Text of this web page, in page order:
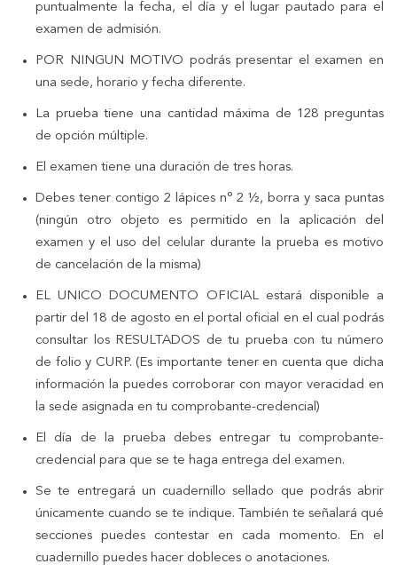
puntualmente la fecha, el día y el lugar pautado para el
examen de admisión.
POR NINGUN MOTIVO podrás presentar el examen en
una sede, horario y fecha diferente.
La prueba tiene una cantidad máxima de 128 preguntas
de opción múltiple.
El examen tiene una duración de tres horas.
Debes tener contigo 2 lápices n° 2 ½, borra y saca puntas
(ningún otro objeto es permitido en la aplicación del
examen y el uso del celular durante la prueba es motivo
de cancelación de la misma)
EL UNICO DOCUMENTO OFICIAL estará disponible a
partir del 18 de agosto en el portal oficial en el cual podrás
consultar los RESULTADOS de tu prueba con tu número
de folio y CURP. (Es importante tener en cuenta que dicha
información la puedes corroborar con mayor veracidad en
la sede asignada en tu comprobante-credencial)
El día de la prueba debes entregar tu comprobante-
credencial para que se te haga entrega del examen.
Se te entregará un cuadernillo sellado que podrás abrir
únicamente cuando se te indique. También te señalará qué
secciones puedes contestar en cada momento. En el
cuadernillo puedes hacer dobleces o anotaciones.